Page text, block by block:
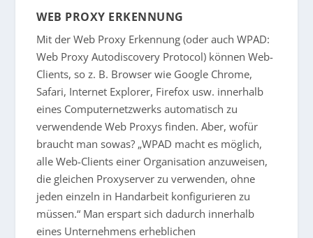
WEB PROXY ERKENNUNG
Mit der Web Proxy Erkennung (oder auch WPAD:
Web Proxy Autodiscovery Protocol) können Web-
Clients, so z. B. Browser wie Google Chrome,
Safari, Internet Explorer, Firefox usw. innerhalb
eines Computernetzwerks automatisch zu
verwendende Web Proxys finden. Aber, wofür
braucht man sowas? „WPAD macht es möglich,
alle Web-Clients einer Organisation anzuweisen,
die gleichen Proxyserver zu verwenden, ohne
jeden einzeln in Handarbeit konfigurieren zu
müssen.“ Man erspart sich dadurch innerhalb
eines Unternehmens erheblichen